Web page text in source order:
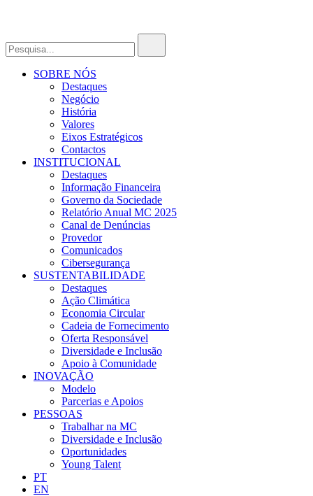
SOBRE NÓS
Destaques
Negócio
História
Valores
Eixos Estratégicos
Contactos
INSTITUCIONAL
Destaques
Informação Financeira
Governo da Sociedade
Relatório Anual MC 2025
Canal de Denúncias
Provedor
Comunicados
Cibersegurança
SUSTENTABILIDADE
Destaques
Ação Climática
Economia Circular
Cadeia de Fornecimento
Oferta Responsável
Diversidade e Inclusão
Apoio à Comunidade
INOVAÇÃO
Modelo
Parcerias e Apoios
PESSOAS
Trabalhar na MC
Diversidade e Inclusão
Oportunidades
Young Talent
PT
EN